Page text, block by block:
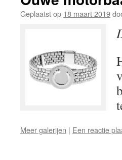
Geplaatst op 18 maart 2019
Meer galerijen | Een reactie